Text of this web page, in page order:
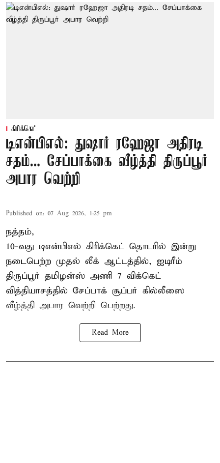
கிரிக்கெட்
டிஎன்பிஎல்: துஷார் ரஹேஜா அதிரடி
சதம்... சேப்பாக்கை வீழ்த்தி திருப்பூர்
அபார வெற்றி
Published on: 07 Aug 2026, 1:25 pm
நத்தம்,
10-வது டிஎன்பிஎல் கிரிக்கெட் தொடரில் இன்று
நடைபெற்ற முதல் லீக் ஆட்டத்தில், ஐடிரீம்
திருப்பூர் தமிழன்ஸ் அணி 7 விக்கெட்
வித்தியாசத்தில் சேப்பாக் சூப்பர் கில்லீஸை
வீழ்த்தி அபார வெற்றி பெற்றது.
Read More